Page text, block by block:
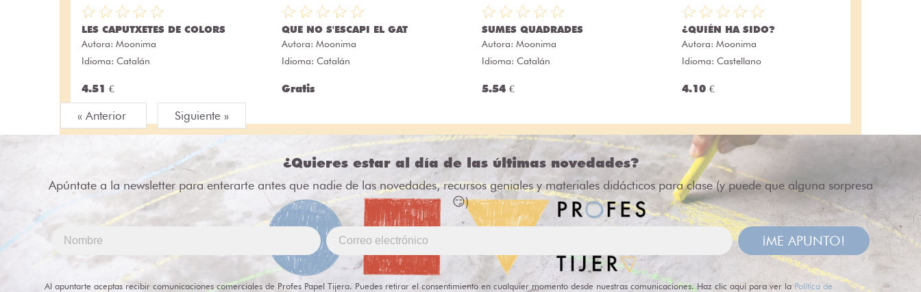
LES CAPUTXETES DE COLORS
Autora: Moonima
Idioma: Catalán
4.51 €
QUE NO S'ESCAPI EL GAT
Autora: Moonima
Idioma: Catalán
Gratis
SUMES QUADRADES
Autora: Moonima
Idioma: Catalán
5.54 €
¿QUIÉN HA SIDO?
Autora: Moonima
Idioma: Castellano
4.10 €
« Anterior Siguiente »
¿Quieres estar al día de las últimas novedades?
Apúntate a la newsletter para enterarte antes que nadie de las novedades, recursos geniales y materiales didácticos para clase (y puede que alguna sorpresa
😏)
¡ME APUNTO!
Al apuntarte aceptas recibir comunicaciones comerciales de Profes Papel Tijera. Puedes retirar el consentimiento en cualquier momento desde nuestras comunicaciones. Haz clic aquí para ver la Política de